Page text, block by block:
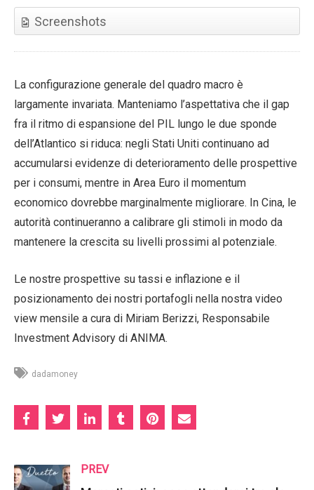
Screenshots
La configurazione generale del quadro macro è
largamente invariata. Manteniamo l’aspettativa che il gap
fra il ritmo di espansione del PIL lungo le due sponde
dell’Atlantico si riduca: negli Stati Uniti continuano ad
accumularsi evidenze di deterioramento delle prospettive
per i consumi, mentre in Area Euro il momentum
economico dovrebbe marginalmente migliorare. In Cina, le
autorità continueranno a calibrare gli stimoli in modo da
mantenere la crescita su livelli prossimi al potenziale.
Le nostre prospettive su tassi e inflazione e il
posizionamento dei nostri portafogli nella nostra video
view mensile a cura di Miriam Berizzi, Responsabile
Investment Advisory di ANIMA.
dadamoney
PREV